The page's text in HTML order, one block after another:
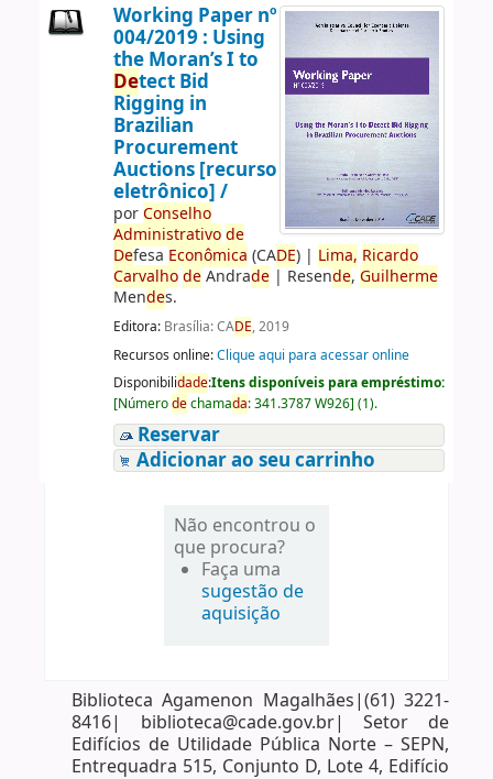
Working Paper nº
004/2019 : Using
the Moran’s I to
Detect Bid
Rigging in
Brazilian
Procurement
Auctions [recurso
eletrônico] /
porConselho
Administrativo de
Defesa Econômica (CADE)| Lima, Ricardo
Carvalho deAndrade| Resende, Guilherme
Mendes.
Editora: Brasília: CADE, 2019
Recursos online:Clique aqui para acessar online
Disponibilidade:Itens disponíveis para empréstimo:
[Númerodechamada:341.3787 W926] (1).
Reservar
Adicionar ao seu carrinho
Não encontrou o
que procura?
Faça uma
sugestão de
aquisição
Biblioteca Agamenon Magalhães|(61) 3221-
8416| biblioteca@cade.gov.br| Setor de
Edifícios de Utilidade Pública Norte – SEPN,
Entrequadra 515, Conjunto D, Lote 4, Edifício